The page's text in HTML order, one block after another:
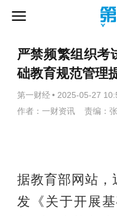
严禁频繁组织考
础教育规范管理
第一财经 • 2025-05-27
作者：一财资讯 责编：
据教育部网站，
发《关于开展